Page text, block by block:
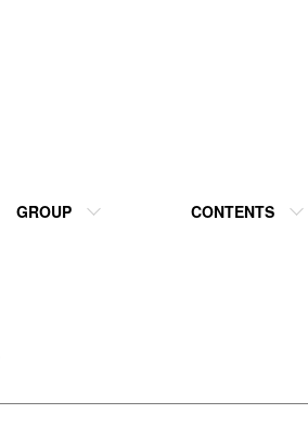
GROUP CONTENTS